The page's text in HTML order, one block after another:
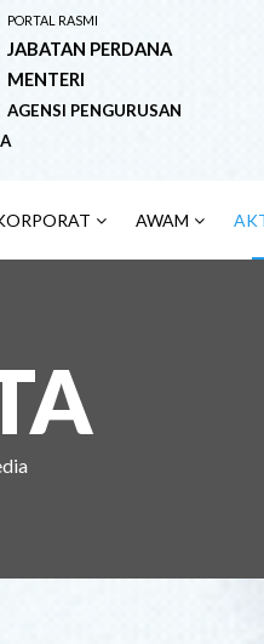
PORTAL RASMI
JABATAN PERDANA
MENTERI
AGENSI PENGURUSAN
AWAM